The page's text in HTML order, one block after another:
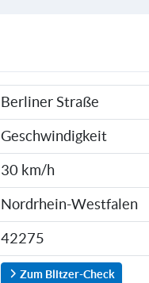
Berliner Straße
Geschwindigkeit
30 km/h
Nordrhein-Westfalen
42275
Zum Blitzer-Check